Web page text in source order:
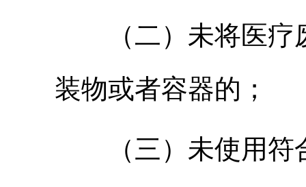
（二）未将医
装物或者容器的；
（三）未使用